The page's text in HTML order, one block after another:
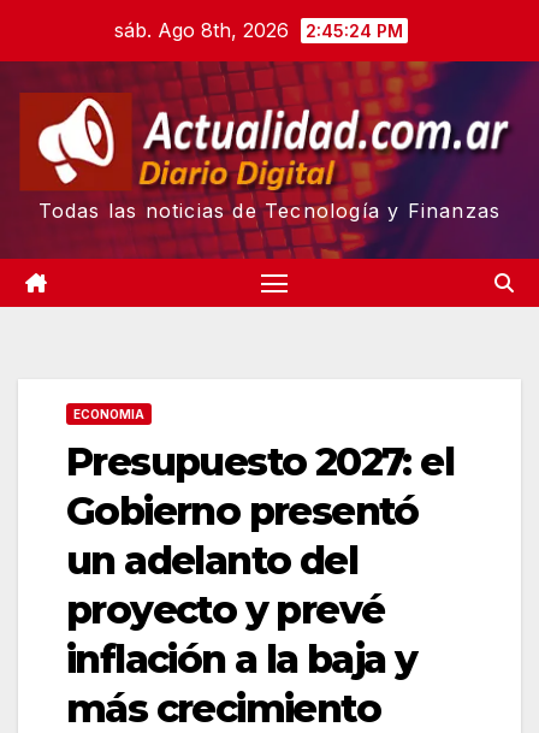
content
sáb. Ago 8th, 2026 2:45:25 PM
Todas las noticias de Tecnología y Finanzas
ECONOMIA
Presupuesto 2027: el
Gobierno presentó
un adelanto del
proyecto y prevé
inflación a la baja y
más crecimiento